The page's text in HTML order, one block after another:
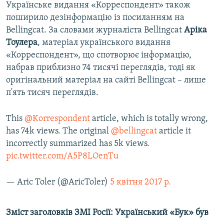
Українське видання «Корреспондент» також
поширило дезінформацію із посиланням на
Bellingcat. За словами журналіста Bellingcat Аріка
Тоулера, матеріал українського видання
«Корреспондент», що спотворює інформацію,
набрав приблизно 74 тисячі переглядів, тоді як
оригінальний матеріал на сайті Bellingcat – лише
п'ять тисяч переглядів.
This @Korrespondent article, which is totally wrong,
has 74k views. The original @bellingcat article it
incorrectly summarized has 5k views.
pic.twitter.com/A5P8LOenTu
— Aric Toler (@AricToler) 5 квітня 2017 р.
Зміст заголовків ЗМІ Росії: Український «Бук» був